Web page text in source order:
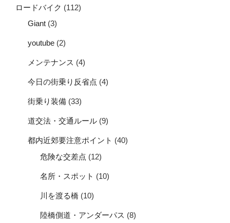
ロードバイク (112)
Giant (3)
youtube (2)
メンテナンス (4)
今日の街乗り反省点 (4)
街乗り装備 (33)
道交法・交通ルール (9)
都内近郊要注意ポイント (40)
危険な交差点 (12)
名所・スポット (10)
川を渡る橋 (10)
陸橋側道・アンダーパス (8)